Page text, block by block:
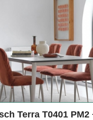
Terra T0401 PM2